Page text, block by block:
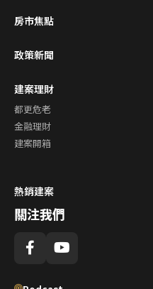
房市焦點
政策新聞
建案理財
都更危老
金融理財
建案開箱
熱銷建案
關注我們